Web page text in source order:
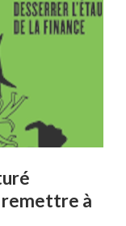
remettre à